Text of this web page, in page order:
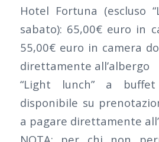
Hotel Fortuna (escluso
sabato): 65,00€ euro in
55,00€ euro in camera
direttamente all’albergo
“Light lunch” a
disponibile su
a pagare direttamente